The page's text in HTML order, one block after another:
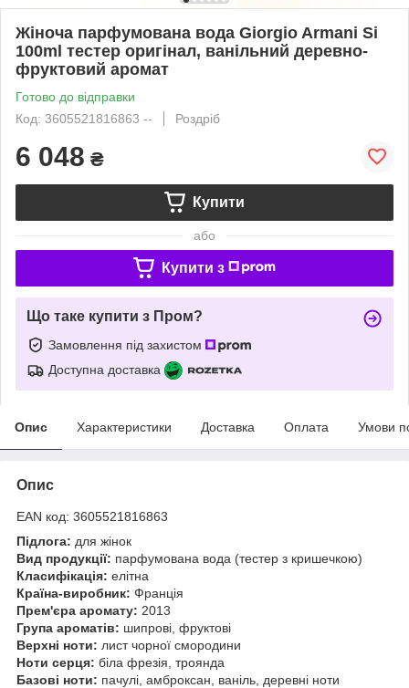
Жіноча парфумована вода Giorgio Armani Si
100ml тестер оригінал, ванільний деревно-
фруктовий аромат
Готово до відправки
Код: 3605521816863 --
Роздріб
6 048 ₴
Купити
або
Купити з
Що таке купити з Пром?
Замовлення під захистом
Доступна доставка
Опис Характеристики Доставка Оплата Умови
Опис
EAN код: 3605521816863
Підлога: для жінок
Вид продукції: парфумована вода (тестер з кришечкою)
Класифікація: елітна
Країна-виробник: Франція
Прем'єра аромату: 2013
Група ароматів: шипрові, фруктові
Верхні ноти: лист чорної смородини
Ноти серця: біла фрезія, троянда
Базові ноти: пачулі, амброксан, ваніль, деревні ноти